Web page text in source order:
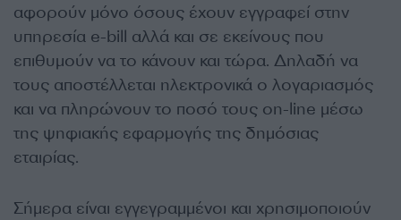
αφορούν μόνο όσους έχουν εγγραφεί στην
υπηρεσία e-bill αλλά και σε εκείνους που
επιθυμούν να το κάνουν και τώρα. Δηλαδή να
τους αποστέλλεται ηλεκτρονικά ο λογαριασμός
και να πληρώνουν το ποσό τους on-line μέσω
της ψηφιακής εφαρμογής της δημόσιας
εταιρίας.
Σήμερα είναι εγγεγραμμένοι και χρησιμοποιούν